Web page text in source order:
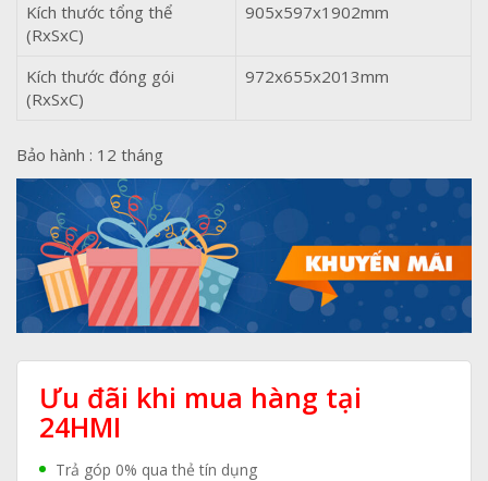
Kích thước tổng thể
(RxSxC)
905x597x1902mm
Kích thước đóng gói
(RxSxC)
972x655x2013mm
Bảo hành : 12 tháng
Ưu đãi khi mua hàng tại
24HMI
Trả góp 0% qua thẻ tín dụng